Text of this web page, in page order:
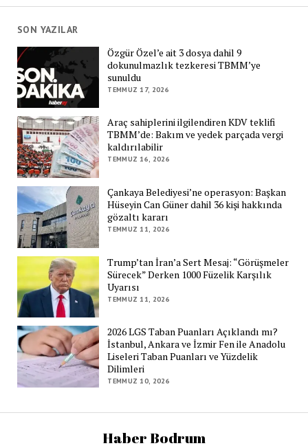
SON YAZILAR
Özgür Özel’e ait 3 dosya dahil 9
dokunulmazlık tezkeresi TBMM’ye
sunuldu
TEMMUZ 17, 2026
Araç sahiplerini ilgilendiren KDV teklifi
TBMM’de: Bakım ve yedek parçada vergi
kaldırılabilir
TEMMUZ 16, 2026
Çankaya Belediyesi’ne operasyon: Başkan
Hüseyin Can Güner dahil 36 kişi hakkında
gözaltı kararı
TEMMUZ 11, 2026
Trump’tan İran’a Sert Mesaj: “Görüşmeler
Sürecek” Derken 1000 Füzelik Karşılık
Uyarısı
TEMMUZ 11, 2026
2026 LGS Taban Puanları Açıklandı mı?
İstanbul, Ankara ve İzmir Fen ile Anadolu
Liseleri Taban Puanları ve Yüzdelik
Dilimleri
TEMMUZ 10, 2026
Haber Bodrum